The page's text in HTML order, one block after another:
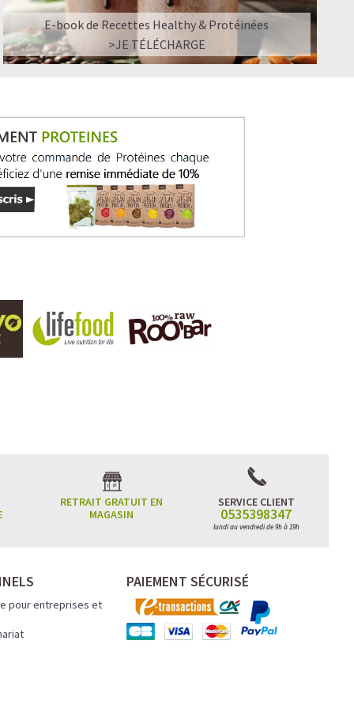
E-book de Recettes Healthy & Protéinées
>JE TÉLÉCHARGE
RETRAIT GRATUIT EN
MAGASIN
SERVICE CLIENT
0535398347
lundi au vendredi de 9h à 19h
pour entreprises et
PAIEMENT SÉCURISÉ